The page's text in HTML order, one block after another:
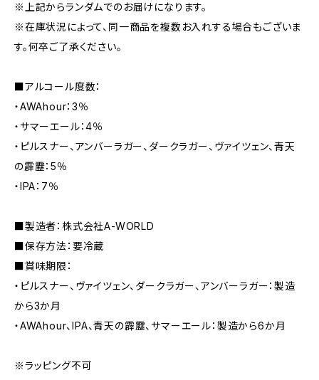
※上記からランダムでのお届けになります。
※在庫状況によって、同一商品を複数お入れする場合もございま
す。何卒ご了承ください。
■アルコール度数：
・AWAhour：3％
・サマーエール：4％
・ピルスナー、アンバーラガー、ダークラガー、ヴァイツェン、青天
の霹靂：5％
・IPA：7％
■製造者：株式会社A-WORLD
■保存方法：要冷蔵
■賞味期限：
・ピルスナー、ヴァイツェン、ダークラガー、アンバーラガー：製造
から3か月
・AWAhour、IPA、青天の霹靂、サマーエール：製造から6か月
※ラッピング不可